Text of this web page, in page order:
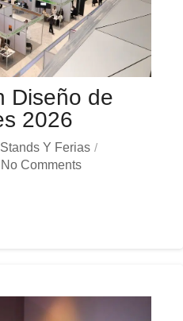
Diseño de
2026
Stands Y Ferias
No Comments